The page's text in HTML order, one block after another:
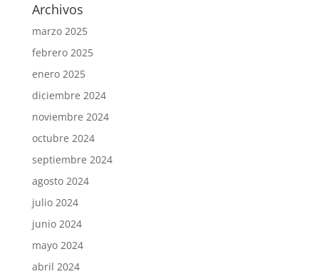
Archivos
marzo 2025
febrero 2025
enero 2025
diciembre 2024
noviembre 2024
octubre 2024
septiembre 2024
agosto 2024
julio 2024
junio 2024
mayo 2024
abril 2024